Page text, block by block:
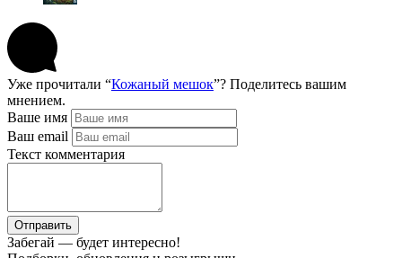
Уже прочитали “Кожаный мешок”? Поделитесь вашим
мнением.
Ваше имя
Ваш email
Текст комментария
Отправить
Забегай — будет интересно!